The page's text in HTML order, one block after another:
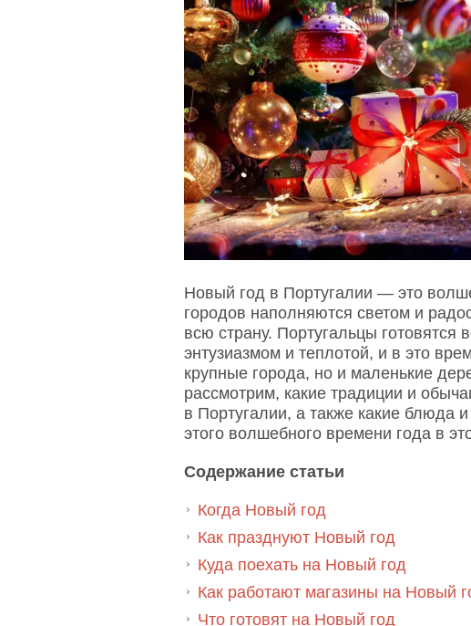
Новый год в Португалии — это
городов наполняются светом и
всю страну. Португальцы готовятся
энтузиазмом и теплотой, и в это
крупные города, но и маленькие
рассмотрим, какие традиции и
в Португалии, а также какие блюда
этого волшебного времени года в
Содержание статьи
Когда Новый год
Как празднуют Новый год
Куда поехать на Новый год
Как работают магазины на Новый
Что готовят на Новый год